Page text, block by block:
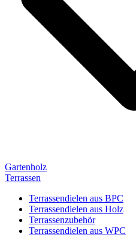
Gartenholz
Terrassen
Terrassendielen aus BPC
Terrassendielen aus Holz
Terrassenzubehör
Terrassendielen aus WPC